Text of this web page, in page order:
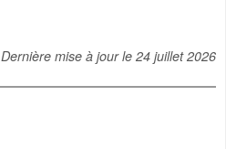
Dernière mise à jour le 24 juillet 2026